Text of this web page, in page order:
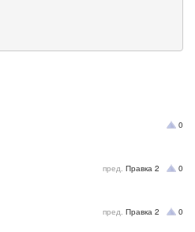
0
пред. Правка 2 0
пред. Правка 2 0